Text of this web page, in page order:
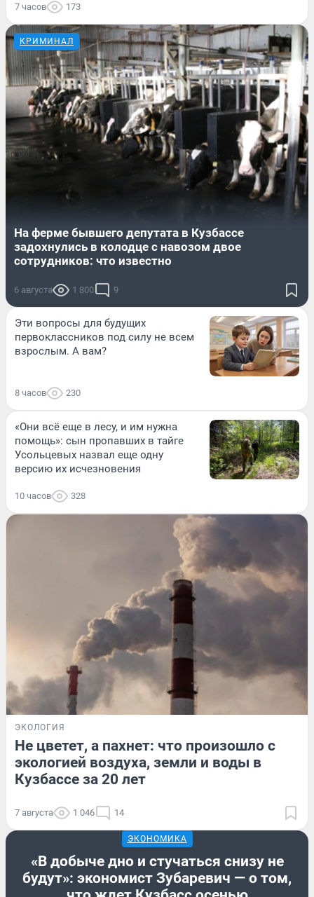
7 часов 173
КРИМИНАЛ
На ферме бывшего депутата в Кузбассе
задохнулись в колодце с навозом двое
сотрудников: что известно
6 августа 1 800 9
Эти вопросы для будущих
первоклассников под силу не всем
взрослым. А вам?
8 часов 230
«Они всё еще в лесу, и им нужна
помощь»: сын пропавших в тайге
Усольцевых назвал еще одну
версию их исчезновения
10 часов 328
ЭКОЛОГИЯ
Не цветет, а пахнет: что произошло с
экологией воздуха, земли и воды в
Кузбассе за 20 лет
7 августа 1 046 14
ЭКОНОМИКА
«В добыче дно и стучаться снизу не
будут»: экономист Зубаревич — о том,